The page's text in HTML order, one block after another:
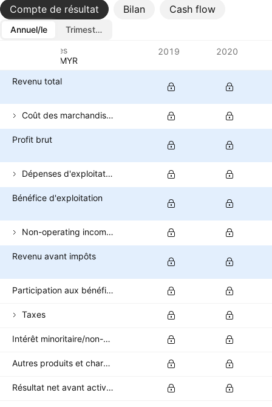
Compte de résultat Bilan Cash flow
Annuel/le
Trimestriel/le
Métriques
Devise: MYR
2019 2020
Revenu total
Coût des marchandises vendues
Profit brut
Dépenses d'exploitation (hors COGS)
Bénéfice d'exploitation
Non-operating income (total)
Revenu avant impôts
Participation aux bénéfices
Taxes
Intérêt minoritaire/non-contrôlant
Autres produits et charges après impôts
Résultat net avant activités abandonnées